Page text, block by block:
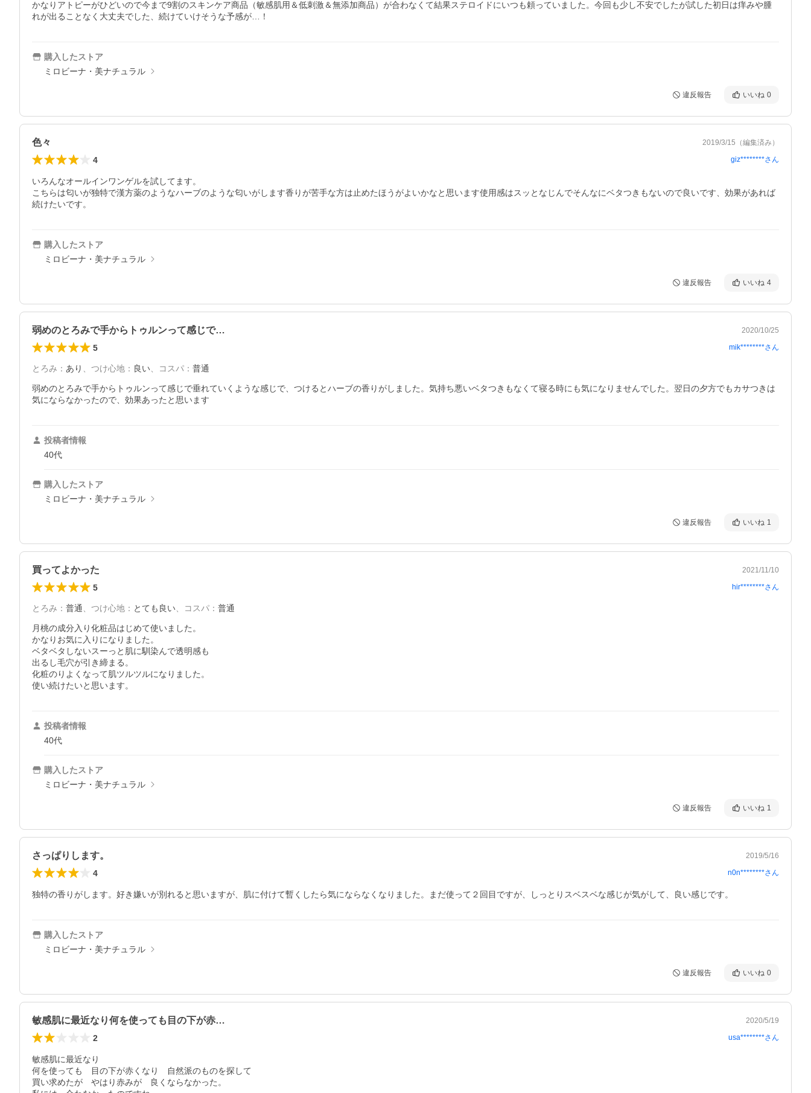
かなりアトピーがひどいので今まで9割のスキンケア商品（敏感肌用＆低刺激＆無添加商品）が合わなくて結果ステロイドにいつも頼っていました。今回も少し不安でしたが試した初日は痒みや腫
れが出ることなく大丈夫でした、続けていけそうな予感が…！
購入したストア
ミロビーナ・美ナチュラル
違反報告 いいね 0
色々 2019/3/15 （編集済み）
4 giz********さん
いろんなオールインワンゲルを試してます。
こちらは匂いが独特で漢方薬のようなハーブのような匂いがします香りが苦手な方は止めたほうがよいかなと思います使用感はスッとなじんでそんなにベタつきもないので良いです、効果があれば
続けたいです。
購入したストア
ミロビーナ・美ナチュラル
違反報告 いいね 4
弱めのとろみで手からトゥルンって感じで… 2020/10/25
5 mik********さん
とろみ ： あり 、 つけ心地 ： 良い、 コスパ ： 普通
弱めのとろみで手からトゥルンって感じで垂れていくような感じで、つけるとハーブの香りがしました。気持ち悪いベタつきもなくて寝る時にも気になりませんでした。翌日の夕方でもカサつきは
気にならなかったので、効果あったと思います
投稿者情報
40代
購入したストア
ミロビーナ・美ナチュラル
違反報告 いいね 1
買ってよかった 2021/11/10
5 hir********さん
とろみ ： 普通 、 つけ心地 ： とても良い、 コスパ ： 普通
月桃の成分入り化粧品はじめて使いました。
かなりお気に入りになりました。
ベタベタしないスーっと肌に馴染んで透明感も
出るし毛穴が引き締まる。
化粧のりよくなって肌ツルツルになりました。
使い続けたいと思います。
投稿者情報
40代
購入したストア
ミロビーナ・美ナチュラル
違反報告 いいね 1
さっぱりします。 2019/5/16
4 n0n********さん
独特の香りがします。好き嫌いが別れると思いますが、肌に付けて暫くしたら気にならなくなりました。まだ使って２回目ですが、しっとりスベスベな感じが気がして、良い感じです。
購入したストア
ミロビーナ・美ナチュラル
違反報告 いいね 0
敏感肌に最近なり何を使っても目の下が赤… 2020/5/19
2 usa********さん
敏感肌に最近なり
何を使っても　目の下が赤くなり　自然派のものを探して
買い求めたが　やはり赤みが　良くならなかった。